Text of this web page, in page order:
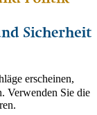
erscheinen,
Verwenden Sie die